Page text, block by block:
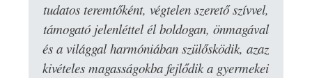
tudatos teremtőként, végtelen szerető szívvel,
támogató jelenléttel él boldogan, önmagával
és a világgal harmóniában szülősködik, azaz
kivételes magasságokba fejlődik a gyermekei